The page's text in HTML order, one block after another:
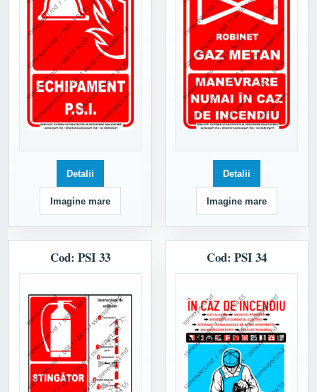
Detalii
Imagine mare
Detalii
Imagine mare
Cod: PSI 33 Cod: PSI 34